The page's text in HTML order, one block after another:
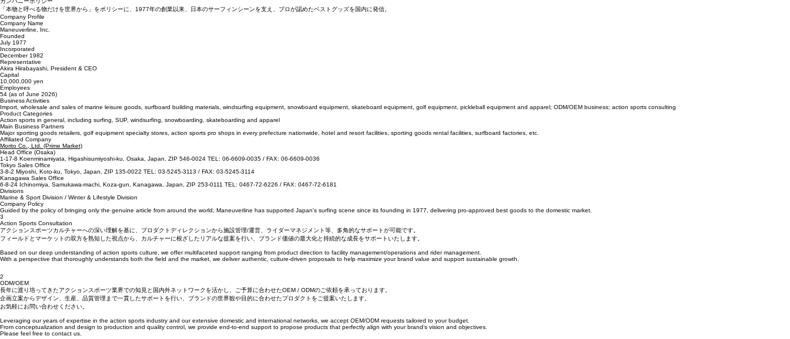
〒253-0111 神奈川県高座郡寒川町一之宮6-8-24 TEL：0467-72-6226 ／ FAX：0467-72-6181
事業部
マリン＆スポーツ事業部 ／ ウィンター＆ライフスタイル事業部
カンパニーポリシー
「本物と呼べる物だけを世界から」をポリシーに、1977年の創業以来、日本のサーフィンシーンを支え、プロが認めたベストグッズを国内に発信。
Company Profile
Company Name
Maneuverline, Inc.
Founded
July 1977
Incorporated
December 1982
Representative
Akira Hirabayashi, President & CEO
Capital
10,000,000 yen
Employees
54 (as of June 2026)
Business Activities
Import, wholesale and sales of marine leisure goods, surfboard building materials, windsurfing equipment, snowboard equipment, skateboard equipment, golf equipment, pickleball equipment and apparel; ODM/OEM business; action sports consulting
Product Categories
Action sports in general, including surfing, SUP, windsurfing, snowboarding, skateboarding and apparel
Main Business Partners
Major sporting goods retailers, golf equipment specialty stores, action sports pro shops in every prefecture nationwide, hotel and resort facilities, sporting goods rental facilities, surfboard factories, etc.
Affiliated Company
Morito Co., Ltd. (Prime Market)
Head Office (Osaka)
1-17-8 Koenminamiyata, Higashisumiyoshi-ku, Osaka, Japan, ZIP 546-0024 TEL: 06-6609-0035 / FAX: 06-6609-0036
Tokyo Sales Office
3-8-2 Miyoshi, Koto-ku, Tokyo, Japan, ZIP 135-0022 TEL: 03-5245-3113 / FAX: 03-5245-3114
Kanagawa Sales Office
6-8-24 Ichinomiya, Samukawa-machi, Koza-gun, Kanagawa, Japan, ZIP 253-0111 TEL: 0467-72-6226 / FAX: 0467-72-6181
Divisions
Marine & Sport Division / Winter & Lifestyle Division
Company Policy
Guided by the policy of bringing only the genuine article from around the world, Maneuverline has supported Japan's surfing scene since its founding in 1977, delivering pro-approved best goods to the domestic market.
Action Sports Consultation
アクションスポーツカルチャーへの深い理解を基に、プロダクトディレクションから施設管理/運営、ライダーマネジメント等、多角的なサポートが可能です。
Based on our deep understanding of action sports culture, we offer multifaceted support ranging from product direction to facility management/operations and rider management.
With a perspective that thoroughly understands both the field and the market, we deliver authentic, culture-driven proposals to help maximize your brand value and support sustainable growth.
2
ODM/OEM
長年に渡り培ってきたアクションスポーツ業界での知見と国内外ネットワークを活かし、ご予算に合わせたOEM / ODMのご依頼を承っております。
企画立案からデザイン、生産、品質管理まで一貫したサポートを行い、ブランドの世界観や目的に合わせたプロダクトをご提案いたします。
お気軽にお問い合わせください。